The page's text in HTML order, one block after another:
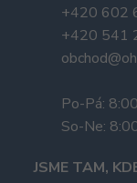
+420 602
+420 541
Po-Pá:
So-Ne:
JSME TAM,